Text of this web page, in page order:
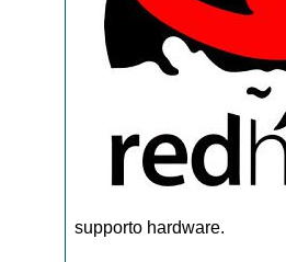
supporto hardware.